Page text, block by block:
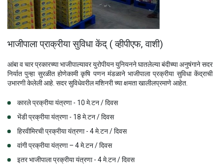
भाजीपाला प्राक्रीया सुविधा केंद् ( व्हीपीएफ, वाशी)
आंबा व चार प्रकारच्या भाजीपाल्यावर युरोपीयन युनियनने घातलेल्या बंदीच्या अनुषंगाने सदर
निर्यात पुन्हा सुरळीत होणेकामी कृषि पणन मंडळाने भाजीपाला प्रक्रीया सुविधा केंद्राची
उभारणी केलेली आहे. सदर सुविधेवरील मशिनरी च्या क्षमता खालीलप्रमाणे आहेत.
कारले प्रक्रीया यंत्रणा - 10 मे.टन / दिवस
भेंडी प्रक्रीया यंत्रणा - 18 मे.टन / दिवस
हिरवीमिरची प्रक्रीया यंत्रणा - 4 मे.टन / दिवस
वांगी प्रक्रीया यंत्रणा – 4 मे.टन / दिवस
इतर भाजीपाला प्रक्रीया यंत्रणा - 4 मे.टन / दिवस